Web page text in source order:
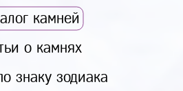
камней
о камнях
знаку зодиака